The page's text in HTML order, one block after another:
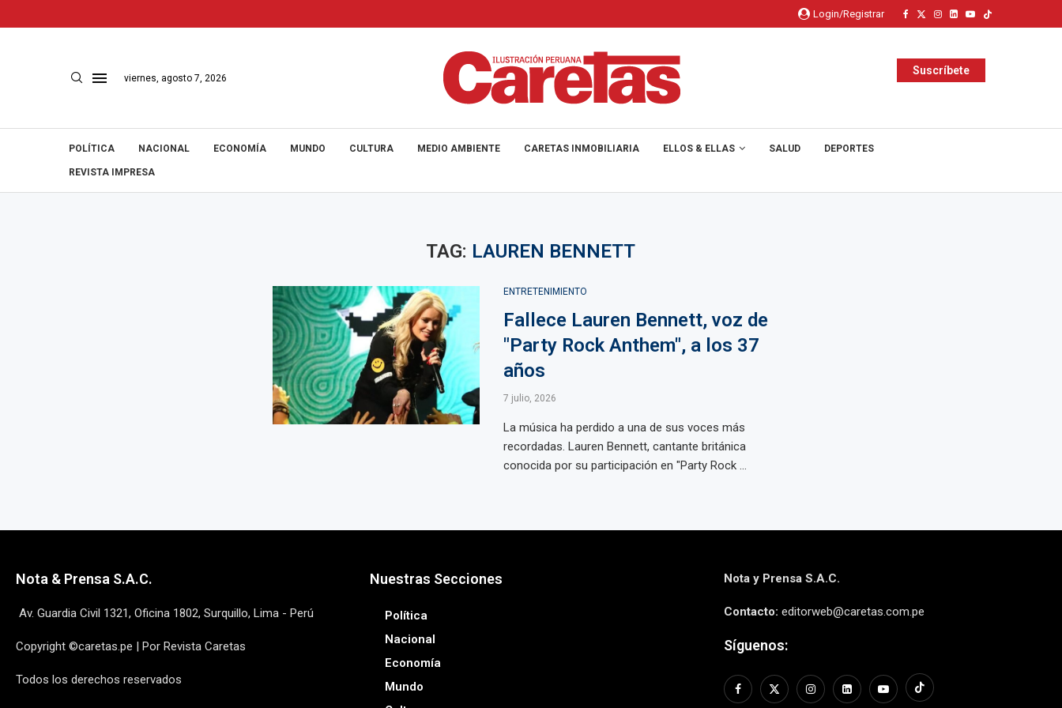
Login/Registrar
viernes, agosto 7, 2026
Suscríbete
POLÍTICA NACIONAL ECONOMÍA MUNDO CULTURA MEDIO AMBIENTE CARETAS INMOBILIARIA ELLOS & ELLAS SALUD DEPORTES
REVISTA IMPRESA
TAG: LAUREN BENNETT
ENTRETENIMIENTO
Fallece Lauren Bennett, voz de
"Party Rock Anthem", a los 37
años
7 julio, 2026
La música ha perdido a una de sus voces más
recordadas. Lauren Bennett, cantante británica
conocida por su participación en "Party Rock ...
Nota & Prensa S.A.C.
Av. Guardia Civil 1321, Oficina 1802, Surquillo, Lima - Perú
Copyright ©caretas.pe | Por Revista Caretas
Todos los derechos reservados
Nuestras Secciones
Política
Nacional
Economía
Mundo
Nota y Prensa S.A.C.
Contacto: editorweb@caretas.com.pe
Síguenos: